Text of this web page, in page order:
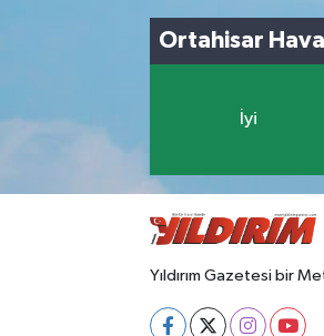
Ortahisar
İyi
Yıldırım Gazetesi bir